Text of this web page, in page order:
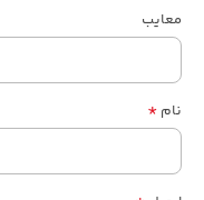
معایب
نام *